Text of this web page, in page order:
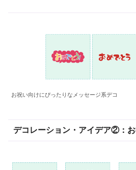
お祝い向けにぴったりなメッセージ系デコ
デコレーション・アイデア②：